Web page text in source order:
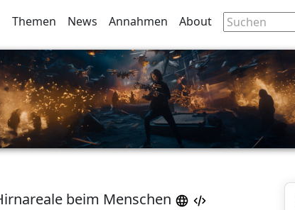
Themen News Annahmen About
beim Menschen